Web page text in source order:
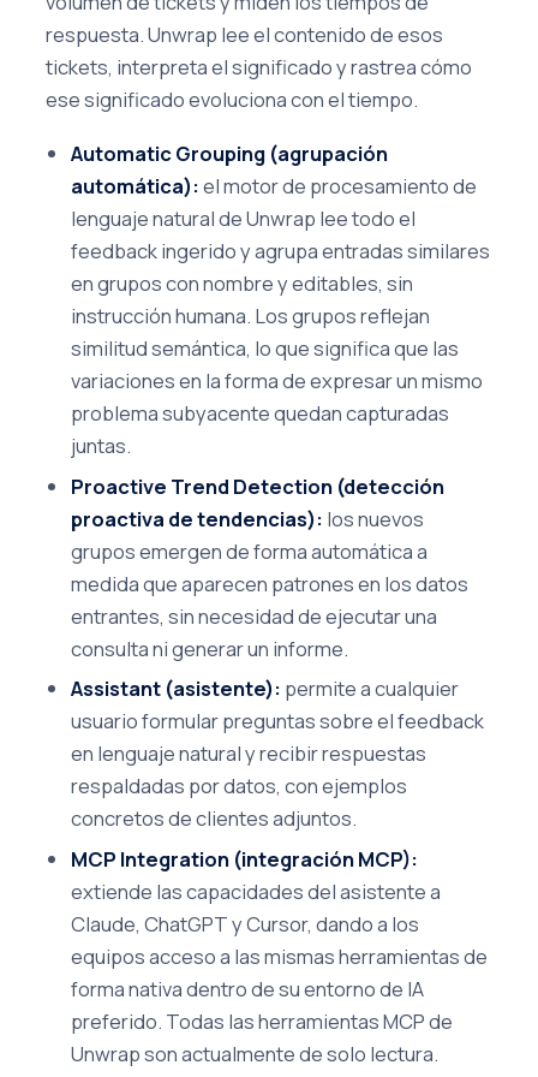
respuesta. Unwrap lee el contenido de esos
tickets, interpreta el significado y rastrea cómo
ese significado evoluciona con el tiempo.
Automatic Grouping (agrupación
automática):el motor de procesamiento de
lenguaje natural de Unwrap lee todo el
feedback ingerido y agrupa entradas similares
en grupos con nombre y editables, sin
instrucción humana. Los grupos reflejan
similitud semántica, lo que significa que las
variaciones en la forma de expresar un mismo
problema subyacente quedan capturadas
juntas.
Proactive Trend Detection (detección
proactiva de tendencias): los nuevos
grupos emergen de forma automática a
medida que aparecen patrones en los datos
entrantes, sin necesidad de ejecutar una
consulta ni generar un informe.
Assistant (asistente): permite a cualquier
usuario formular preguntas sobre el feedback
en lenguaje natural y recibir respuestas
respaldadas por datos, con ejemplos
concretos de clientes adjuntos.
MCP Integration (integración MCP):
extiende las capacidades del asistente a
Claude, ChatGPT y Cursor, dando a los
equipos acceso a las mismas herramientas de
forma nativa dentro de su entorno de IA
preferido. Todas las herramientas MCP de
Unwrap son actualmente de solo lectura.